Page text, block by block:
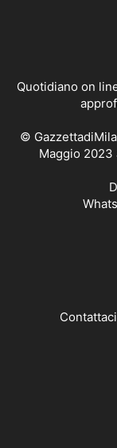
Quotidiano on
©
Maggio 2023